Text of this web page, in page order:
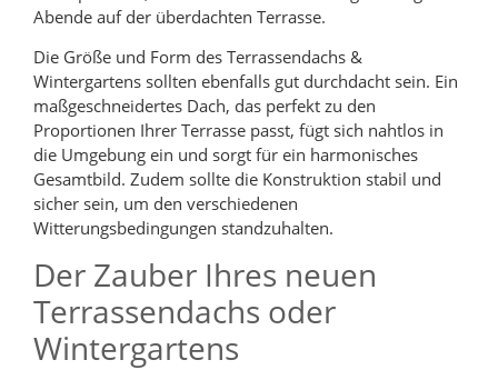
Abende auf der überdachten Terrasse.
Die Größe und Form des Terrassendachs &
Wintergartens sollten ebenfalls gut durchdacht sein. Ein
maßgeschneidertes Dach, das perfekt zu den
Proportionen Ihrer Terrasse passt, fügt sich nahtlos in
die Umgebung ein und sorgt für ein harmonisches
Gesamtbild. Zudem sollte die Konstruktion stabil und
sicher sein, um den verschiedenen
Witterungsbedingungen standzuhalten.
Der Zauber Ihres neuen
Terrassendachs oder
Wintergartens